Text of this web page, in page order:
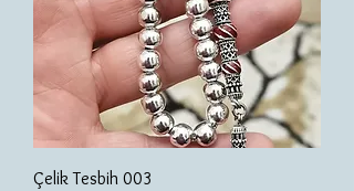
Çelik Tesbih 003